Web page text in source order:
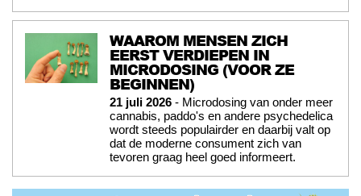
WAAROM MENSEN ZICH
EERST VERDIEPEN IN
MICRODOSING (VOOR ZE
BEGINNEN)
21 juli 2026 - Microdosing van onder meer
cannabis, paddo's en andere psychedelica
wordt steeds populairder en daarbij valt op
dat de moderne consument zich van
tevoren graag heel goed informeert.